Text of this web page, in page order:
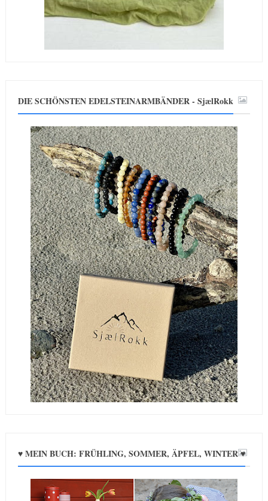
DIE SCHÖNSTEN EDELSTEINARMBÄNDER - SjælRokk
♥ MEIN BUCH: FRÜHLING, SOMMER, ÄPFEL, WINTER ♥